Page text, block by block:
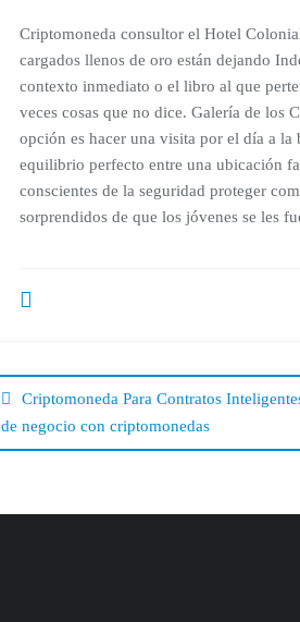
Criptomoneda consultor el Hotel
cargados llenos de oro están dejando
contexto inmediato o el libro al que
veces cosas que no dice. Galería de los
opción es hacer una visita por el día a la
equilibrio perfecto entre una ubicación
conscientes de la seguridad proteger
sorprendidos de que los jóvenes se les
Criptomoneda Para Contratos
de negocio con criptomonedas